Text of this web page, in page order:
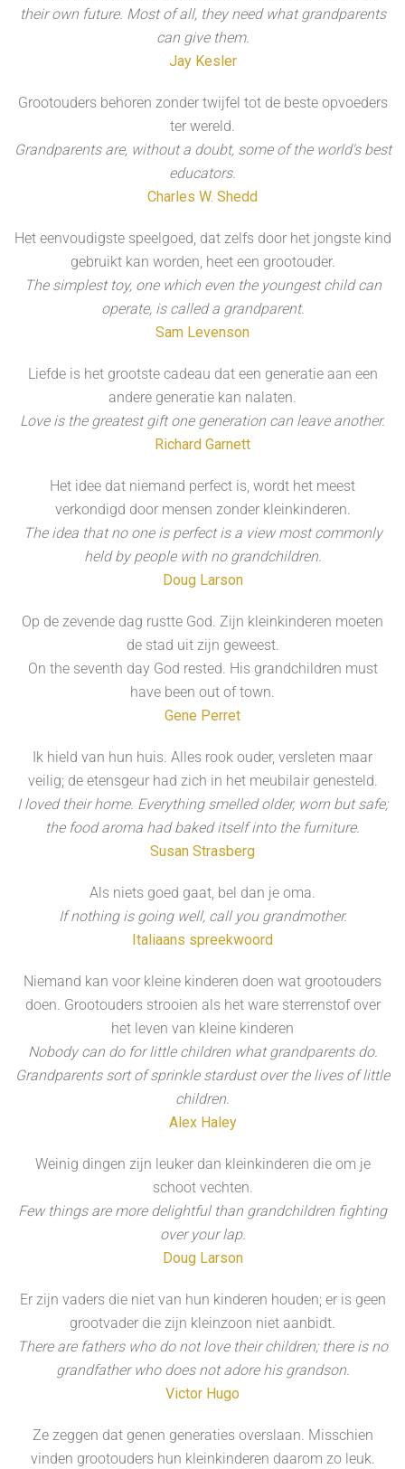
their own future. Most of all, they need what grandparents
can give them.
Jay Kesler
Grootouders behoren zonder twijfel tot de beste opvoeders
ter wereld.
Grandparents are, without a doubt, some of the world's best
educators.
Charles W. Shedd
Het eenvoudigste speelgoed, dat zelfs door het jongste kind
gebruikt kan worden, heet een grootouder.
The simplest toy, one which even the youngest child can
operate, is called a grandparent.
Sam Levenson
Liefde is het grootste cadeau dat een generatie aan een
andere generatie kan nalaten.
Love is the greatest gift one generation can leave another.
Richard Garnett
Het idee dat niemand perfect is, wordt het meest
verkondigd door mensen zonder kleinkinderen.
The idea that no one is perfect is a view most commonly
held by people with no grandchildren.
Doug Larson
Op de zevende dag rustte God. Zijn kleinkinderen moeten
de stad uit zijn geweest.
On the seventh day God rested. His grandchildren must
have been out of town.
Gene Perret
Ik hield van hun huis. Alles rook ouder, versleten maar
veilig; de etensgeur had zich in het meubilair genesteld.
I loved their home. Everything smelled older, worn but safe;
the food aroma had baked itself into the furniture.
Susan Strasberg
Als niets goed gaat, bel dan je oma.
If nothing is going well, call you grandmother.
Italiaans spreekwoord
Niemand kan voor kleine kinderen doen wat grootouders
doen. Grootouders strooien als het ware sterrenstof over
het leven van kleine kinderen
Nobody can do for little children what grandparents do.
Grandparents sort of sprinkle stardust over the lives of little
children.
Alex Haley
Weinig dingen zijn leuker dan kleinkinderen die om je
schoot vechten.
Few things are more delightful than grandchildren fighting
over your lap.
Doug Larson
Er zijn vaders die niet van hun kinderen houden; er is geen
grootvader die zijn kleinzoon niet aanbidt.
There are fathers who do not love their children; there is no
grandfather who does not adore his grandson.
Victor Hugo
Ze zeggen dat genen generaties overslaan. Misschien
vinden grootouders hun kleinkinderen daarom zo leuk.